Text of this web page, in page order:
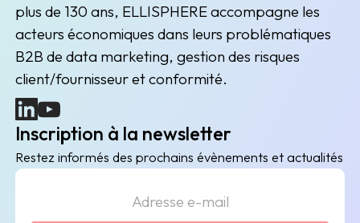
plus de 130 ans, ELLISPHERE accompagne les
acteurs économiques dans leurs problématiques
B2B de data marketing, gestion des risques
client/fournisseur et conformité.
(nouvelle fenêtre)
(nouvelle fenêtre)
Inscription à la newsletter
Restez informés des prochains évènements et actualités